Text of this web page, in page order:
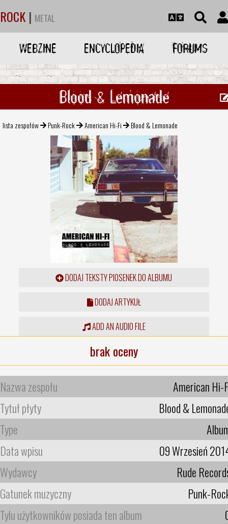
ROCK | METAL
WEBZINE ENCYCLOPEDIA FORUMS
Blood & Lemonade
lista zespołów Punk-Rock American Hi-Fi Blood & Lemonade
DODAJ TEKSTY PIOSENEK DO ALBUMU
DODAJ ARTYKUŁ
ADD AN AUDIO FILE
brak oceny
Nazwa zespołu
American Hi-
Tytuł płyty
Blood &
Type
Data wpisu
09 Wrzesień
Wydawcy
Rude
Gatunek muzyczny
Punk-
Tylu użytkowników posiada ten album